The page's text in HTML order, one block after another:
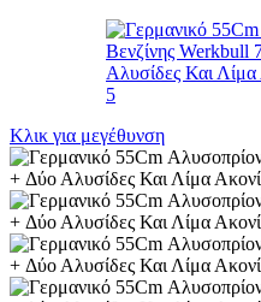
Κλικ για μεγέθυνση